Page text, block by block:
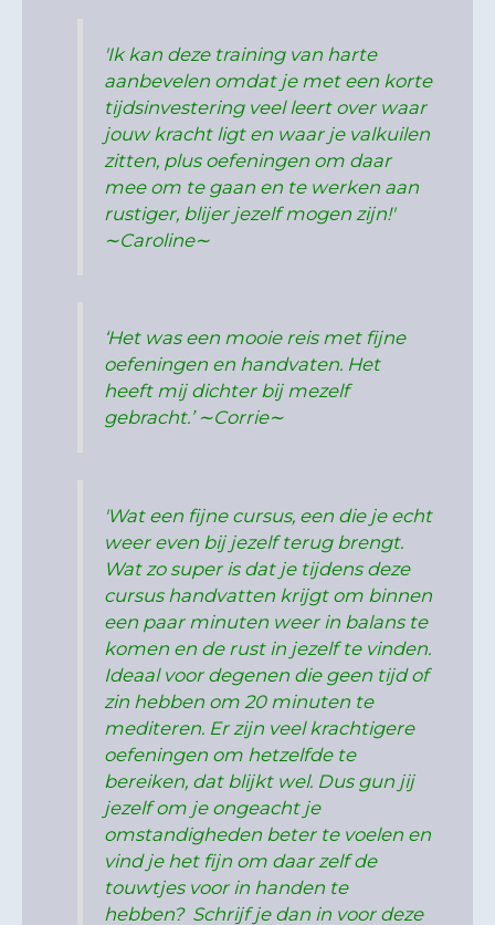
'Ik kan deze training van harte
aanbevelen omdat je met een korte
tijdsinvestering veel leert over waar
jouw kracht ligt en waar je valkuilen
zitten, plus oefeningen om daar
mee om te gaan en te werken aan
rustiger, blijer jezelf mogen zijn!'
∼Caroline∼
‘Het was een mooie reis met fijne
oefeningen en handvaten. Het
heeft mij dichter bij mezelf
gebracht.’ ∼Corrie∼
'Wat een fijne cursus, een die je echt
weer even bij jezelf terug brengt.
Wat zo super is dat je tijdens deze
cursus handvatten krijgt om binnen
een paar minuten weer in balans te
komen en de rust in jezelf te vinden.
Ideaal voor degenen die geen tijd of
zin hebben om 20 minuten te
mediteren. Er zijn veel krachtigere
oefeningen om hetzelfde te
bereiken, dat blijkt wel. Dus gun jij
jezelf om je ongeacht je
omstandigheden beter te voelen en
vind je het fijn om daar zelf de
touwtjes voor in handen te
hebben? Schrijf je dan in voor deze